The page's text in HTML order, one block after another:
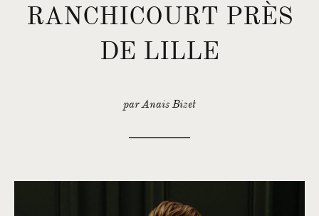
RANCHICOURT PRÈS
DE LILLE
par Anais Bizet